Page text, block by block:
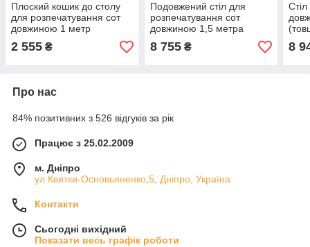
Плоский кошик до столу
для розпечатування сот
довжиною 1 метр
2 555 ₴
Подовжений стіл для
розпечатування сот
довжиною 1,5 метра
8 755₴ 8
Про нас
84% позитивних з 526 відгуків за рік
Працює з 25.02.2009
м. Дніпро
ул.Квитки-Основьяненко,5, Дніпро, Україна
Контакти
Сьогодні вихідний
Показати весь графік роботи